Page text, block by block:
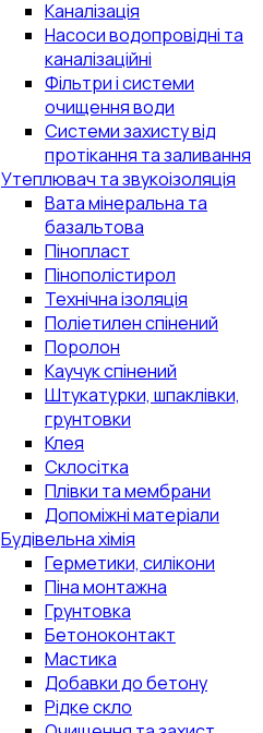
Каналізація
Насоси водопровідні та
каналізаційні
Фільтри і системи
очищення води
Системи захисту від
протікання та заливання
Утеплювач та звукоізоляція
Вата мінеральна та
базальтова
Пінопласт
Пінополістирол
Технічна ізоляція
Поліетилен спінений
Поролон
Каучук спінений
Штукатурки, шпаклівки,
грунтовки
Клея
Склосітка
Плівки та мембрани
Допоміжні матеріали
Будівельна хімія
Герметики, силікони
Піна монтажна
Грунтовка
Бетоноконтакт
Мастика
Добавки до бетону
Рідке скло